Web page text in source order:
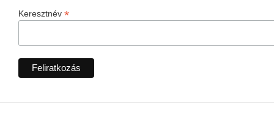
Keresztnév *